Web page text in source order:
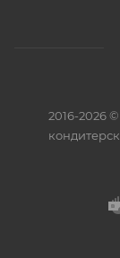
2016-2026